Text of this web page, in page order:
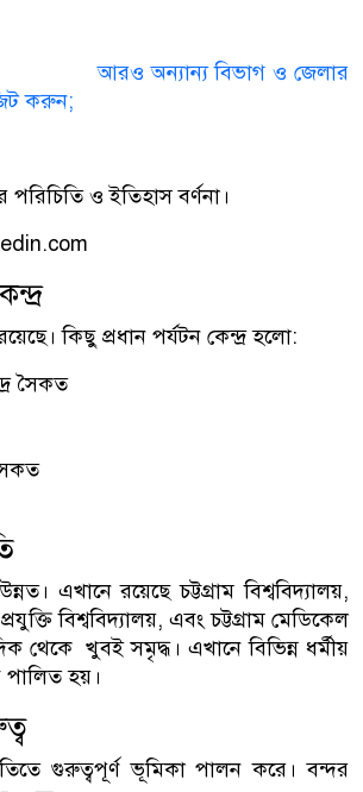
আরও অন্যান্য বিভাগ ও জেলার
করুন;
কিছু প্রধান পর্যটন কেন্দ্র হলো:
সৈকত
এখানে রয়েছে চট্টগ্রাম বিশ্ববিদ্যালয়,
বিশ্ববিদ্যালয়, এবং চট্টগ্রাম মেডিকেল
থেকে খুবই সমৃদ্ধ। এখানে বিভিন্ন ধর্মীয়
হয়।
গুরুত্বপূর্ণ ভূমিকা পালন করে। বন্দর